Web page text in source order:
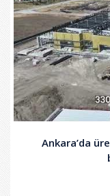
Ankara’da